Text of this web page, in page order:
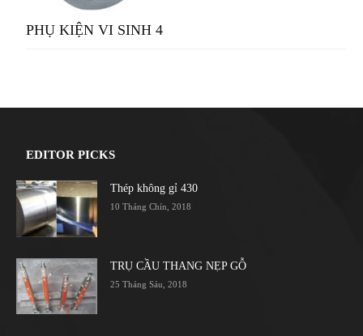
PHỤ KIỆN VI SINH 4
EDITOR PICKS
Thép không gỉ 430
10 Tháng Chín, 2018
TRỤ CẦU THANG NẸP GỖ
25 Tháng Sáu, 2018